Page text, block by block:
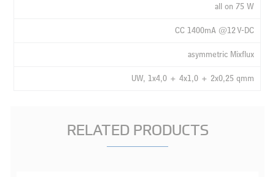
all on 75 W
CC 1400mA @12 V-DC
asymmetric Mixflux
UW, 1x4,0 + 4x1,0 + 2x0,25 qmm
RELATED PRODUCTS